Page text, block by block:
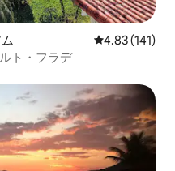
レビュー141
4.83 (141)
ト・フラデ